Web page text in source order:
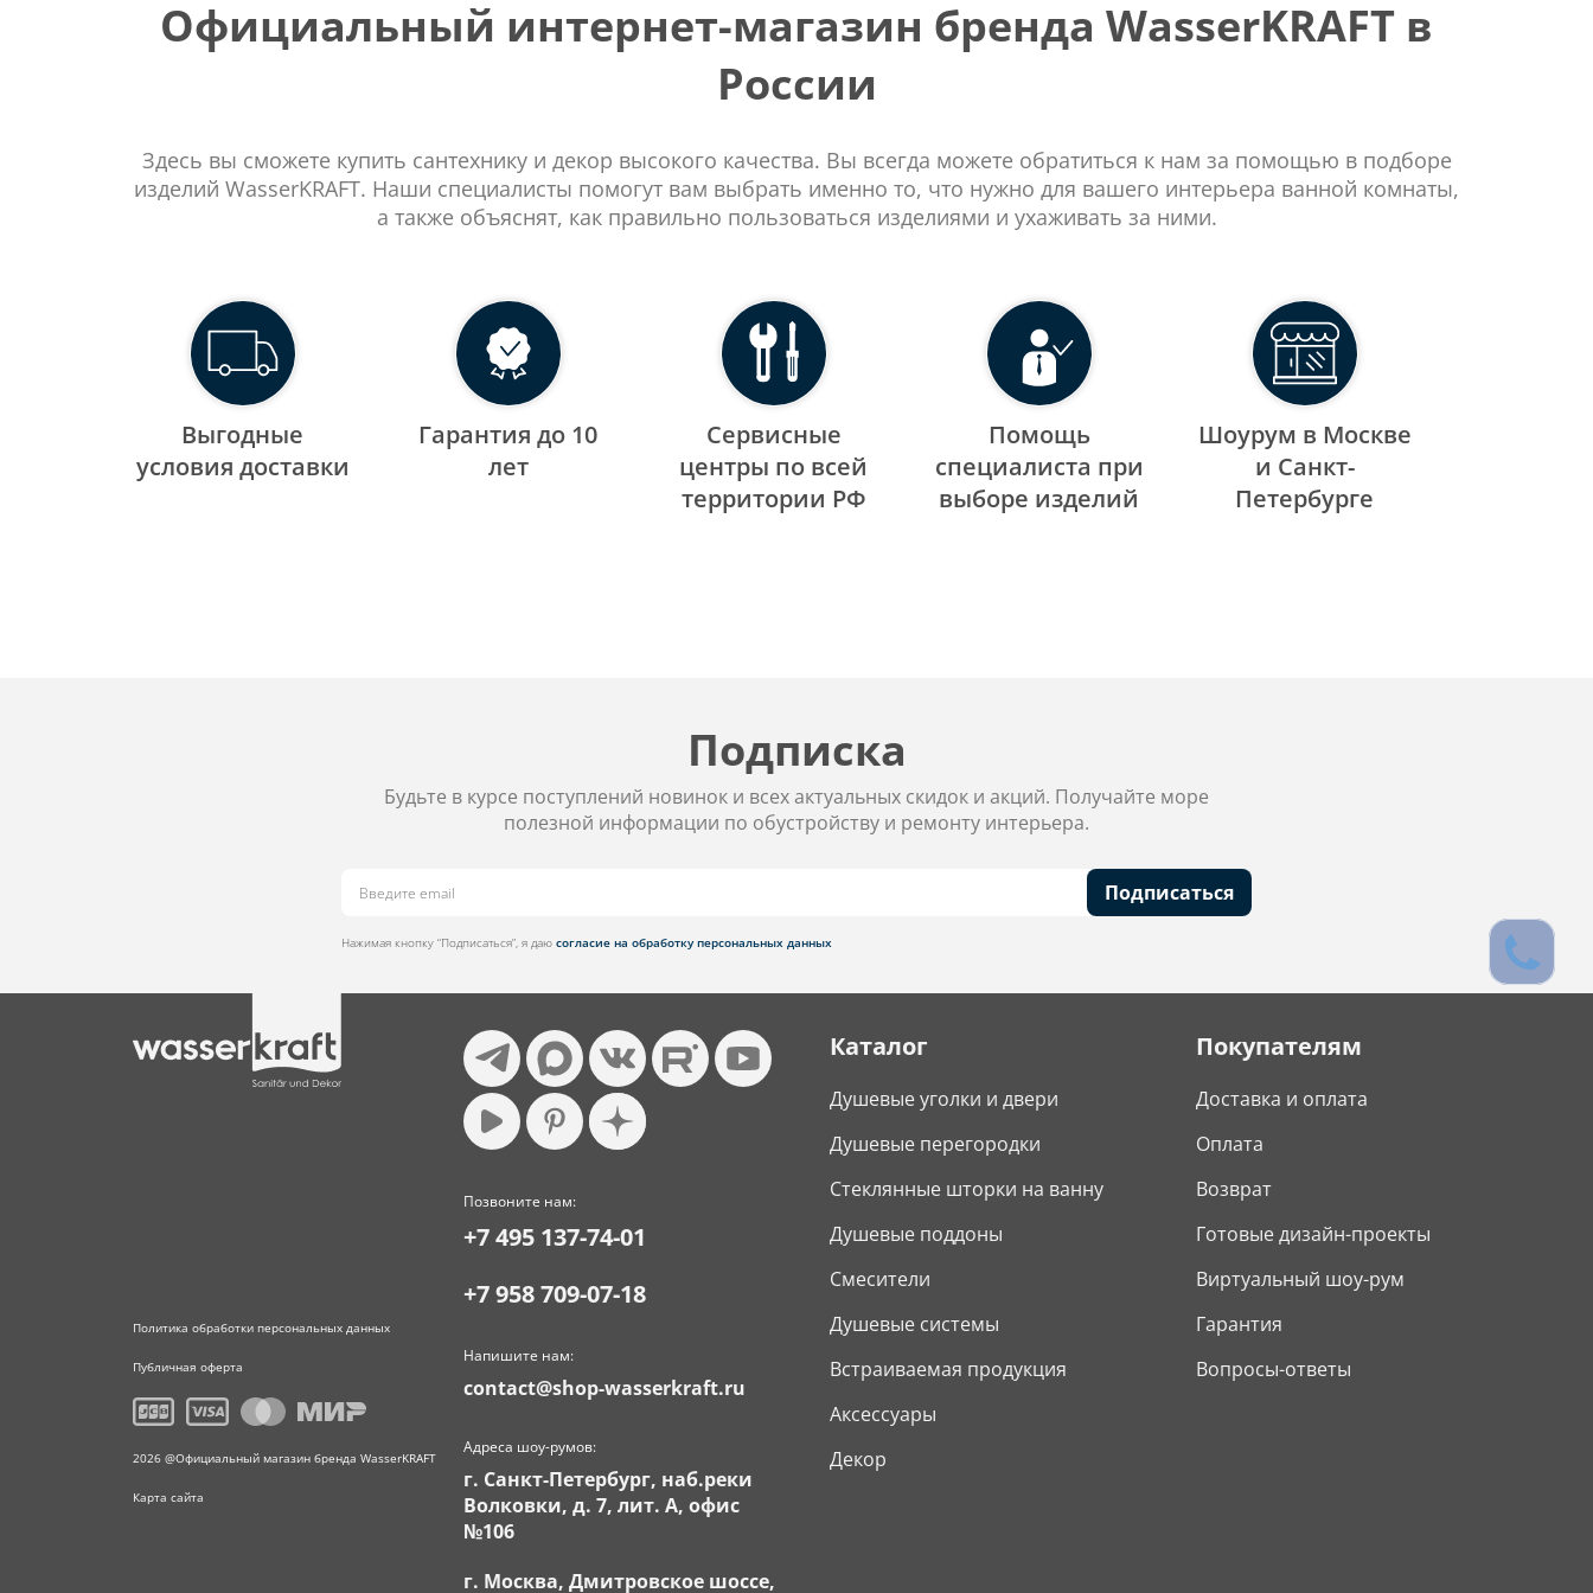
Официальный интернет-магазин бренда WasserKRAFT в
России
Здесь вы сможете купить сантехнику и декор высокого качества. Вы всегда можете обратиться к нам за помощью в подборе
изделий WasserKRAFT. Наши специалисты помогут вам выбрать именно то, что нужно для вашего интерьера ванной комнаты,
а также объяснят, как правильно пользоваться изделиями и ухаживать за ними.
Выгодные
уcловия доставки
Гарантия до 10
лет
Сервисные
центры по всей
территории РФ
Помощь
специалиста при
выборе изделий
Шоурум в Москве
и Санкт-
Петербурге
Подписка
Будьте в курсе поступлений новинок и всех актуальных скидок и акций. Получайте море
полезной информации по обустройству и ремонту интерьера.
Подписаться
Нажимая кнопку “Подписаться”, я даю согласие на обработку персональных данных
Политика обработки персональных данных
Публичная оферта
2026 @Официальный магазин бренда WasserKRAFT
Карта сайта
Позвоните нам:
+7 495 137-74-01
+7 958 709-07-18
Напишите нам:
contact@shop-wasserkraft.ru
Адреса шоу-румов:
г. Санкт-Петербург, наб.реки
Волковки, д. 7, лит. А, офис
№106
г. Москва, Дмитровское шоссе,
Каталог
Душевые уголки и двери
Душевые перегородки
Стеклянные шторки на ванну
Душевые поддоны
Смесители
Душевые системы
Встраиваемая продукция
Аксессуары
Декор
Покупателям
Доставка и оплата
Оплата
Возврат
Готовые дизайн-проекты
Виртуальный шоу-рум
Гарантия
Вопросы-ответы